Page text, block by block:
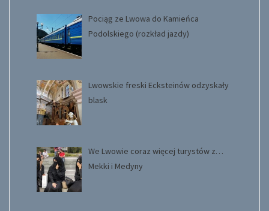
Pociąg ze Lwowa do Kamieńca
Podolskiego (rozkład jazdy)
Lwowskie freski Ecksteinów odzyskały
blask
We Lwowie coraz więcej turystów z…
Mekki i Medyny